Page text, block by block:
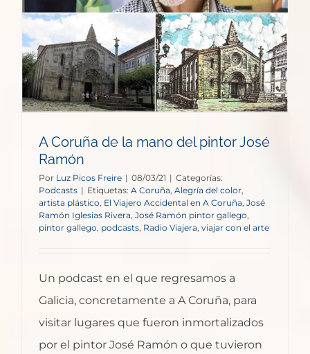
A Coruña de la mano del pintor José
Ramón
Por Luz Picos Freire | 08/03/21 | Categorías:
Podcasts | Etiquetas: A Coruña, Alegría del color,
artista plástico, El Viajero Accidental en A Coruña, José
Ramón Iglesias Rivera, José Ramón pintor gallego,
pintor gallego, podcasts, Radio Viajera, viajar con el arte
Un podcast en el que regresamos a
Galicia, concretamente a A Coruña, para
visitar lugares que fueron inmortalizados
por el pintor José Ramón o que tuvieron